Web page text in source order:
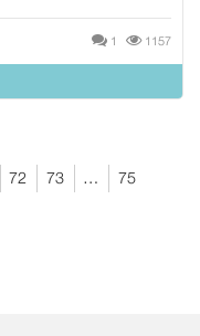
1 1157
72 73 ...
75